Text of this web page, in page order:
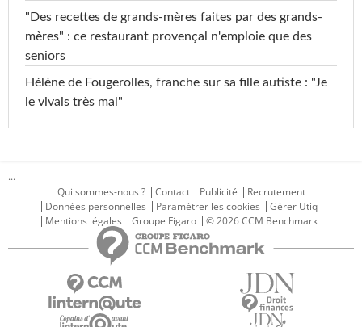
"Des recettes de grands-mères faites par des grands-
mères" : ce restaurant provençal n'emploie que des
seniors
Hélène de Fougerolles, franche sur sa fille autiste : "Je
le vivais très mal"
...
Qui sommes-nous ?
Contact Publicité
Recrutement
Données personnelles
Paramétrer les cookies
Gérer Utiq
Mentions légales
Groupe Figaro © 2026 CCM Benchmark